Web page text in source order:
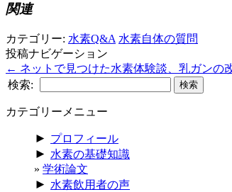
関連
カテゴリー: 水素Q&A 水素自体の質問
投稿ナビゲーション
← ネットで見つけた水素体験談、乳ガンの
検索:
カテゴリーメニュー
► プロフィール
► 水素の基礎知識
学術論文
► 水素飲用者の声